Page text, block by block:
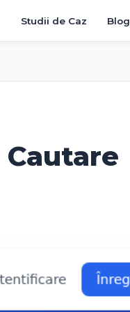
Studii de Caz Blog